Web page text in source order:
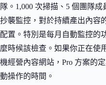
隊。1,000 次掃描、5 個團隊
抄襲監控，對於持續產出內容
配置。特別是每月自動監控的
麼時候該檢查。如果你正在使
機經營內容網站，Pro 方案的
動操作的時間。